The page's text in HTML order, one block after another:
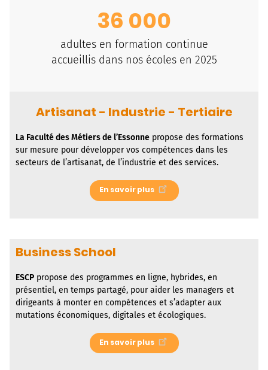
36 000
adultes en formation continue
accueillis dans nos écoles en 2025
Artisanat - Industrie - Tertiaire
La Faculté des Métiers de l’Essonne propose des formations
sur mesure pour développer vos compétences dans les
secteurs de l’artisanat, de l’industrie et des services.
En savoir plus
Business School
ESCP propose des programmes en ligne, hybrides, en
présentiel, en temps partagé, pour aider les managers et
dirigeants à monter en compétences et s’adapter aux
mutations économiques, digitales et écologiques.
En savoir plus